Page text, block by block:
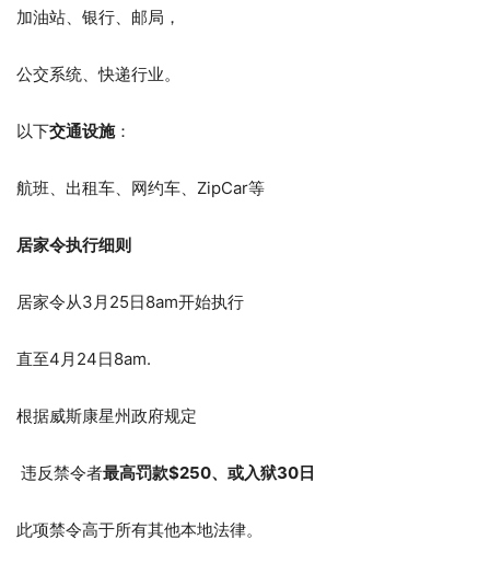
加油站、银行、邮局，
公交系统、快递行业。
以下交通设施：
航班、出租车、网约车、ZipCar等
居家令执行细则
居家令从3月25日8am开始执行
直至4月24日8am.
根据威斯康星州政府规定
违反禁令者最高罚款$250、或入狱30日
此项禁令高于所有其他本地法律。